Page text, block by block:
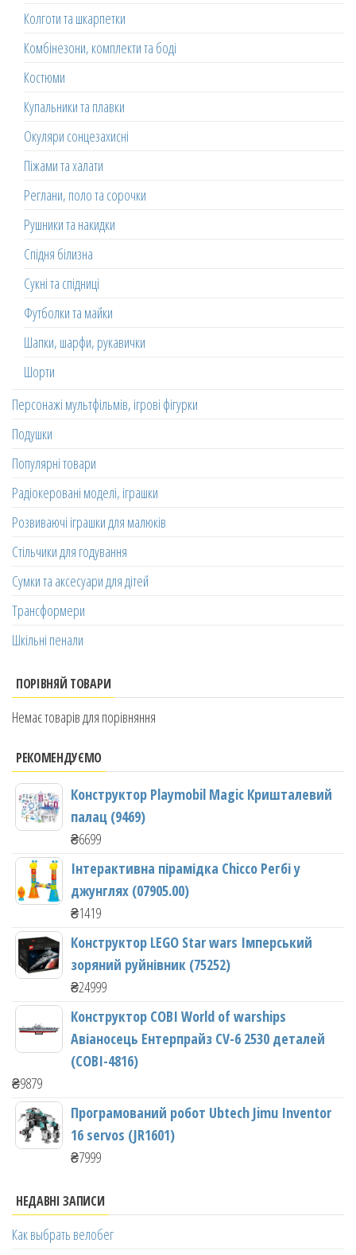
Колготи та шкарпетки
Комбінезони, комплекти та боді
Костюми
Купальники та плавки
Окуляри сонцезахисні
Піжами та халати
Реглани, поло та сорочки
Рушники та накидки
Спідня білизна
Сукні та спідниці
Футболки та майки
Шапки, шарфи, рукавички
Шорти
Персонажі мультфільмів, ігрові фігурки
Подушки
Популярні товари
Радіокеровані моделі, іграшки
Розвиваючі іграшки для малюків
Стільчики для годування
Сумки та аксесуари для дітей
Трансформери
Шкільні пенали
ПОРІВНЯЙ ТОВАРИ
Немає товарів для порівняння
РЕКОМЕНДУЄМО
Конструктор Playmobil Magic Кришталевий
палац (9469)
₴6699
Інтерактивна пірамідка Chicco Регбі у
джунглях (07905.00)
₴1419
Конструктор LEGO Star wars Імперський
зоряний руйнівник (75252)
₴24999
Конструктор COBI World of warships
Авіаносець Ентерпрайз CV-6 2530 деталей
(COBI-4816)
₴9879
Програмований робот Ubtech Jimu Inventor
16 servos (JR1601)
₴7999
НЕДАВНІ ЗАПИСИ
Как выбрать велобег